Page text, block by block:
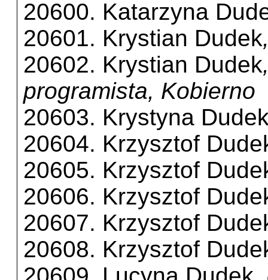
20600. Katarzyna
20601. Krystian Dudek
20602. Krystian Dudek
programista, Kobierno
20603. Krystyna
20604. Krzysztof
20605. Krzysztof
20606. Krzysztof
20607. Krzysztof
20608. Krzysztof